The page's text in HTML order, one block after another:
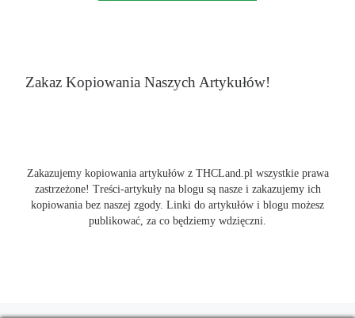
Zakaz Kopiowania Naszych Artykułów!
Zakazujemy kopiowania artykułów z THCLand.pl wszystkie prawa
zastrzeżone! Treści-artykuły na blogu są nasze i zakazujemy ich
kopiowania bez naszej zgody. Linki do artykułów i blogu możesz
publikować, za co będziemy wdzięczni.